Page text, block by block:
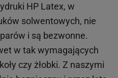
HP Latex, w
solwentowych, nie
i są bezwonne.
w tak wymagających
czy żłobki. Z naszymi